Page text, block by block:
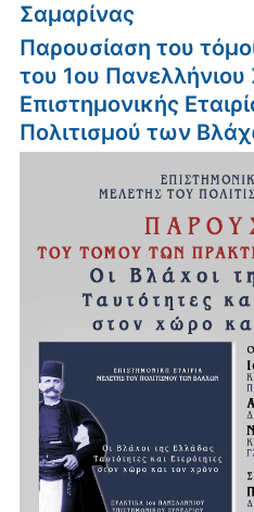
Σαμαρίνας
Παρουσίαση του
του 1ου Πανελλήνιου
Επιστημονικής
Πολιτισμού των